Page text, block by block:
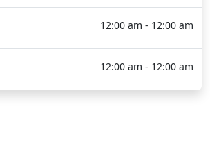
12:00 am - 12:00 am
12:00 am - 12:00 am